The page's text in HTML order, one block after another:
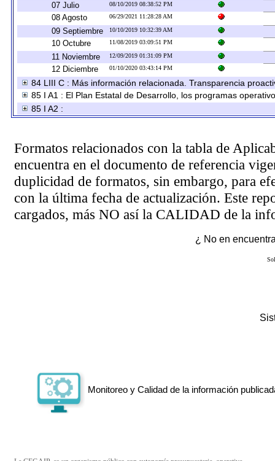
07 Julio 08/10/2019 08:38:52 PM
08 Agosto 06/29/2021 11:28:28 AM
09 Septiembre 10/10/2019 10:32:39 AM
10 Octubre 11/08/2019 03:09:51 PM
11 Noviembre 12/09/2019 01:31:09 PM
12 Diciembre 01/10/2020 03:43:14 PM
84 LIII C : Más información relacionada. Transparencia
85 I A1 : El Plan Estatal de Desarrollo, los programas
85 I A2 :
Formatos relacionados con la tabla de
encuentra en el documento de referencia
duplicidad de formatos, sin embargo, para
con la última fecha de actualización. Este
cargados, más NO así la CALIDAD de la
¿ No en
Monitoreo y Calidad de la información